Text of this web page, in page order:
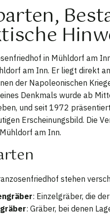
in Mühldorf am
am Inn. Er liegt direkt
der Napoleonischen
Denkmals wurde ab
und seit 1972
Erscheinungsbild. Die
am Inn.
stehen
: Einzelgräber, die
: Gräber, bei denen